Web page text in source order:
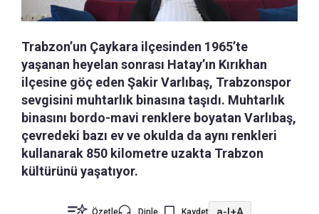
Trabzon’un Çaykara ilçesinden 1965’te
yaşanan heyelan sonrası Hatay’ın Kırıkhan
ilçesine göç eden Şakir Varlıbaş, Trabzonspor
sevgisini muhtarlık binasına taşıdı. Muhtarlık
binasını bordo-mavi renklere boyatan Varlıbaş,
çevredeki bazı ev ve okulda da aynı renkleri
kullanarak 850 kilometre uzakta Trabzon
kültürünü yaşatıyor.